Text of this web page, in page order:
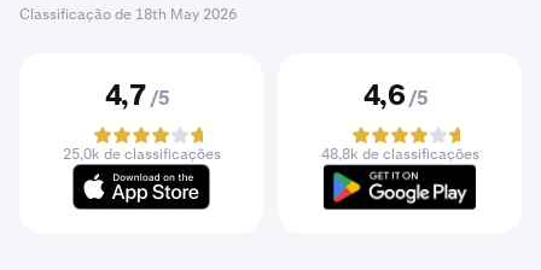
Classificação de 18th May 2026
4,7 /5
25,0k de classificações
4,6 /5
48,8k de classificações